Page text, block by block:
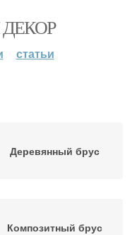
статьи
Деревянный брус
Композитный брус